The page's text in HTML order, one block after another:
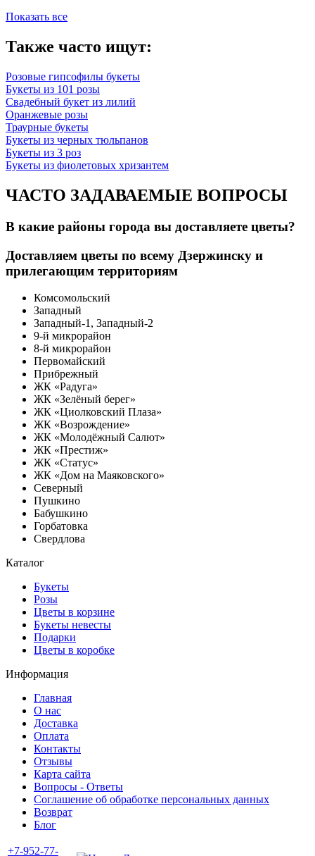
Показать все
Также часто ищут:
Розовые гипсофилы букеты
Букеты из 101 розы
Свадебный букет из лилий
Оранжевые розы
Траурные букеты
Букеты из черных тюльпанов
Букеты из 3 роз
Букеты из фиолетовых хризантем
ЧАСТО ЗАДАВАЕМЫЕ ВОПРОСЫ
В какие районы города вы доставляете цветы?
Доставляем цветы по всему Дзержинску и
прилегающим территориям
Комсомольский
Западный
Западный-1, Западный-2
9-й микрорайон
8-й микрорайон
Первомайский
Прибрежный
ЖК «Радуга»
ЖК «Зелёный берег»
ЖК «Циолковский Плаза»
ЖК «Возрождение»
ЖК «Молодёжный Салют»
ЖК «Престиж»
ЖК «Статус»
ЖК «Дом на Маяковского»
Северный
Пушкино
Бабушкино
Горбатовка
Свердлова
Каталог
Букеты
Розы
Цветы в корзине
Букеты невесты
Подарки
Цветы в коробке
Информация
Главная
О нас
Доставка
Оплата
Контакты
Отзывы
Карта сайта
Вопросы - Ответы
Соглашение об обработке персональных данных
Возврат
Блог
+7-952-77-